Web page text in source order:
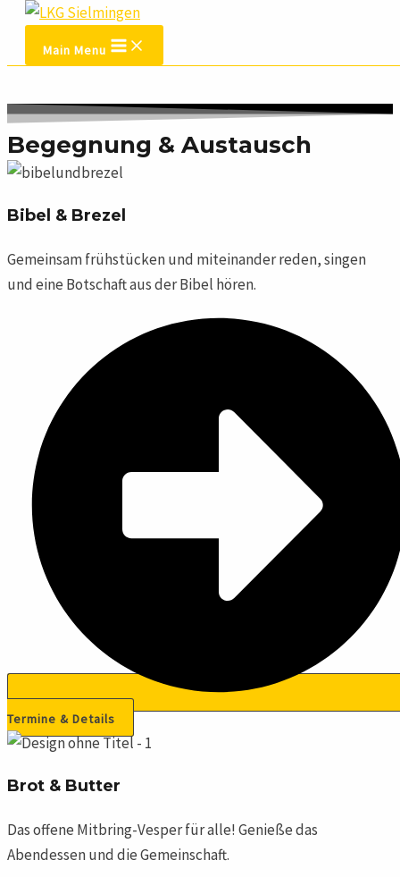
Zum Inhalt springen
Main Menu
Begegnung & Austausch​
Bibel & Brezel
Gemeinsam frühstücken und miteinander reden, singen
und eine Botschaft aus der Bibel hören.
Termine & Details
Brot & Butter
Das offene Mitbring-Vesper für alle! Genieße das
Abendessen und die Gemeinschaft.